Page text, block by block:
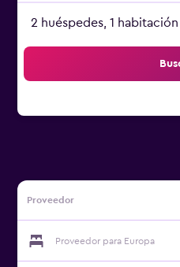
2 huéspedes, 1 habitación
Proveedor
Proveedor para Europa